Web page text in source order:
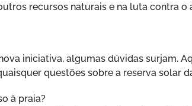
recursos naturais e na luta contra
iniciativa, algumas dúvidas surjam.
questões sobre a reserva solar
à praia?